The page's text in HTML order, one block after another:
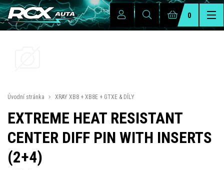
0
Úvodní stránka XRAY XB8 + XB8E + GTXE & DÍLY
EXTREME HEAT RESISTANT
CENTER DIFF PIN WITH INSERTS
(2+4)